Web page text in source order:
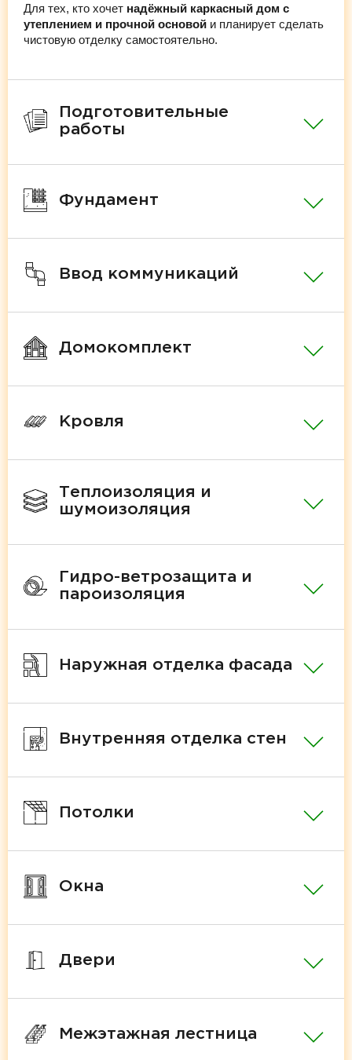
Для тех, кто хочет надёжный каркасный дом с
утеплением и прочной основой и планирует сделать
чистовую отделку самостоятельно.
Подготовительные
работы
Фундамент
Ввод коммуникаций
Домокомплект
Кровля
Теплоизоляция и
шумоизоляция
Гидро-ветрозащита и
пароизоляция
Наружная отделка фасада
Внутренняя отделка стен
Потолки
Окна
Двери
Межэтажная лестница